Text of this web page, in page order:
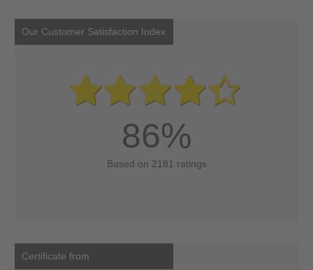
Our Customer Satisfaction Index
86%
Based on 2181 ratings
Certificate from